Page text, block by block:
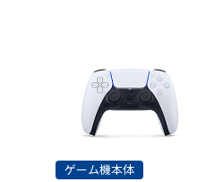
ゲーム機本体